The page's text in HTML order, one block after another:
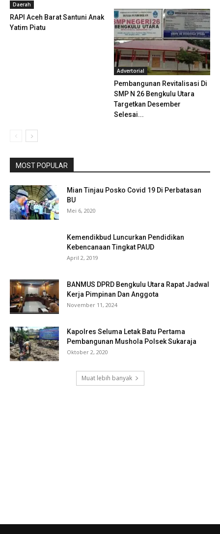
Daerah
RAPI Aceh Barat Santuni Anak
Yatim Piatu
Advertorial
Pembangunan Revitalisasi Di
SMP N 26 Bengkulu Utara
Targetkan Desember
Selesai...
MOST POPULAR
Mian Tinjau Posko Covid 19 Di Perbatasan
BU
Mei 6, 2020
Kemendikbud Luncurkan Pendidikan
Kebencanaan Tingkat PAUD
April 2, 2019
BANMUS DPRD Bengkulu Utara Rapat Jadwal
Kerja Pimpinan Dan Anggota
November 11, 2024
Kapolres Seluma Letak Batu Pertama
Pembangunan Mushola Polsek Sukaraja
Oktober 2, 2020
Muat lebih banyak